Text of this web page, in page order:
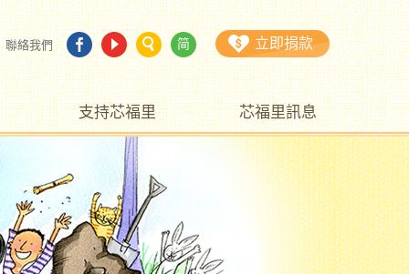
聯絡我們 简 立即捐款
支持芯福里 芯福里訊息